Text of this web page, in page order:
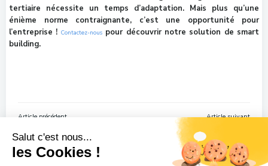
tertiaire nécessite un temps d’adaptation. Mais plus qu’une
énième norme contraignante, c’est une opportunité pour
l’entreprise ! Contactez-nouspour découvrir notre solution de smart
building.
Navigation
l’article
Article précédent
Navigation
Article suivant
Salut c'est nous...
les Cookies !